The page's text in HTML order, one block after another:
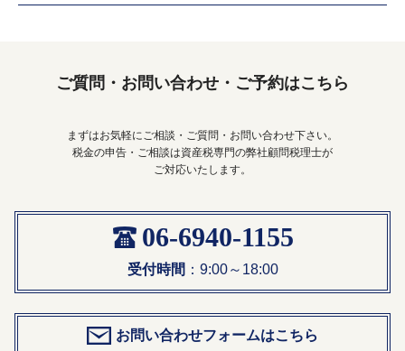
ご質問・お問い合わせ・ご予約はこちら
まずはお気軽にご相談・ご質問・お問い合わせ下さい。
税金の申告・ご相談は資産税専門の弊社顧問税理士が
ご対応いたします。
06-6940-1155
受付時間 ：9:00～18:00
お問い合わせフォームはこちら